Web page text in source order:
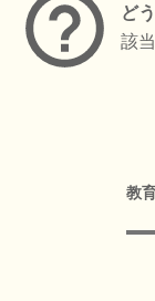
ど
該
教